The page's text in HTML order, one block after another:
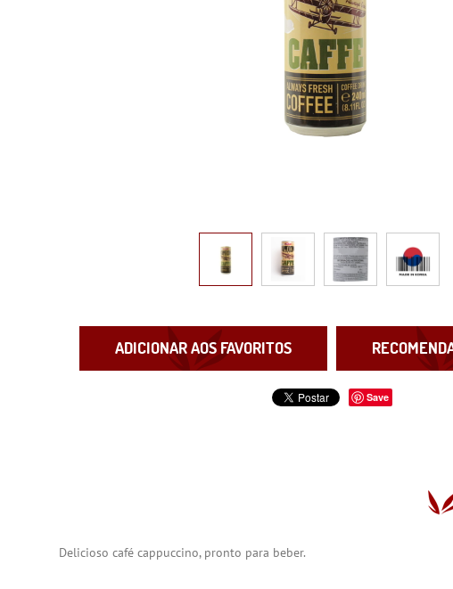
ADICIONAR AOS FAVORITOS
Save
Delicioso café cappuccino, pronto para beber.